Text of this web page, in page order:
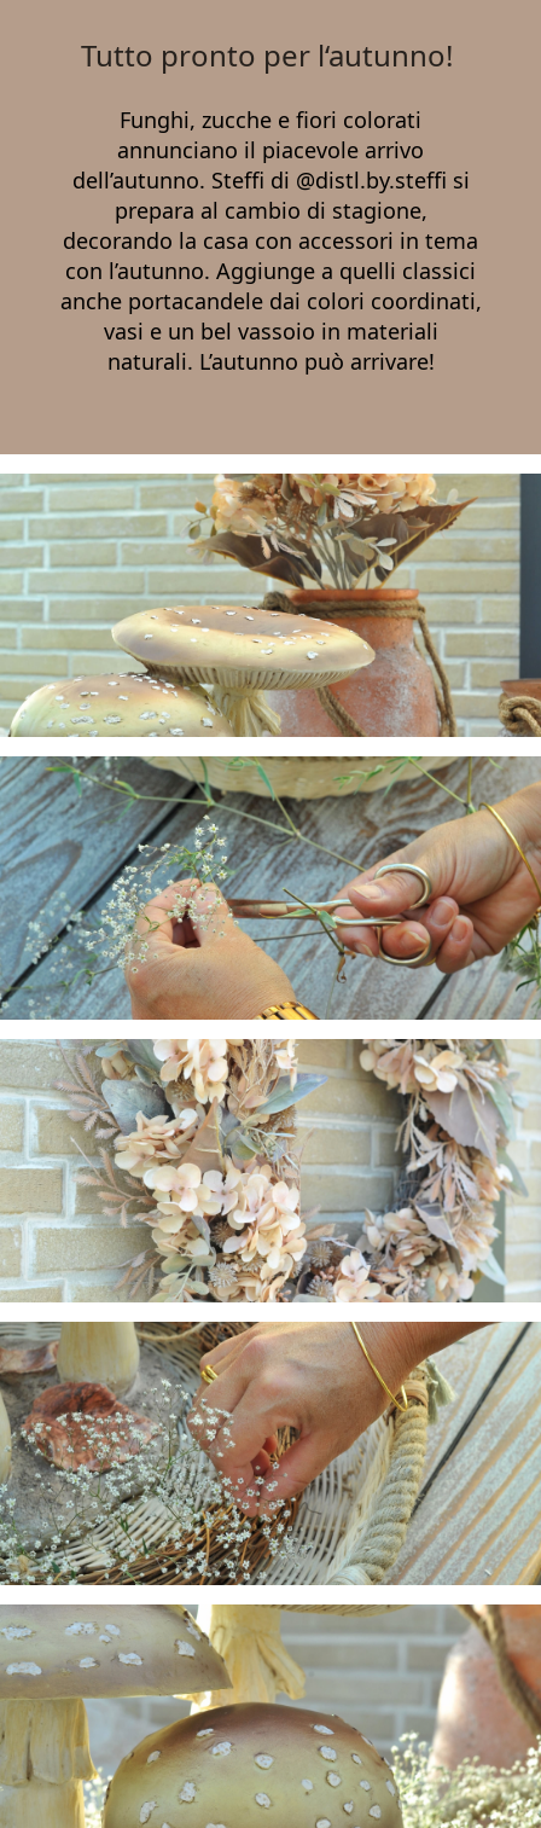
Tutto pronto per l‘autunno!
Funghi, zucche e fiori colorati
annunciano il piacevole arrivo
dell’autunno. Steffi di @distl.by.steffi si
prepara al cambio di stagione,
decorando la casa con accessori in tema
con l’autunno. Aggiunge a quelli classici
anche portacandele dai colori coordinati,
vasi e un bel vassoio in materiali
naturali. L’autunno può arrivare!